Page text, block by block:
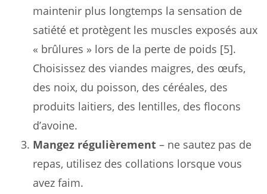
maintenir plus longtemps la sensation de
satiété et protègent les muscles exposés aux
« brûlures » lors de la perte de poids [5].
Choisissez des viandes maigres, des œufs,
des noix, du poisson, des céréales, des
produits laitiers, des lentilles, des flocons
d’avoine.
Mangez régulièrement – ne sautez pas de
repas, utilisez des collations lorsque vous
avez faim.